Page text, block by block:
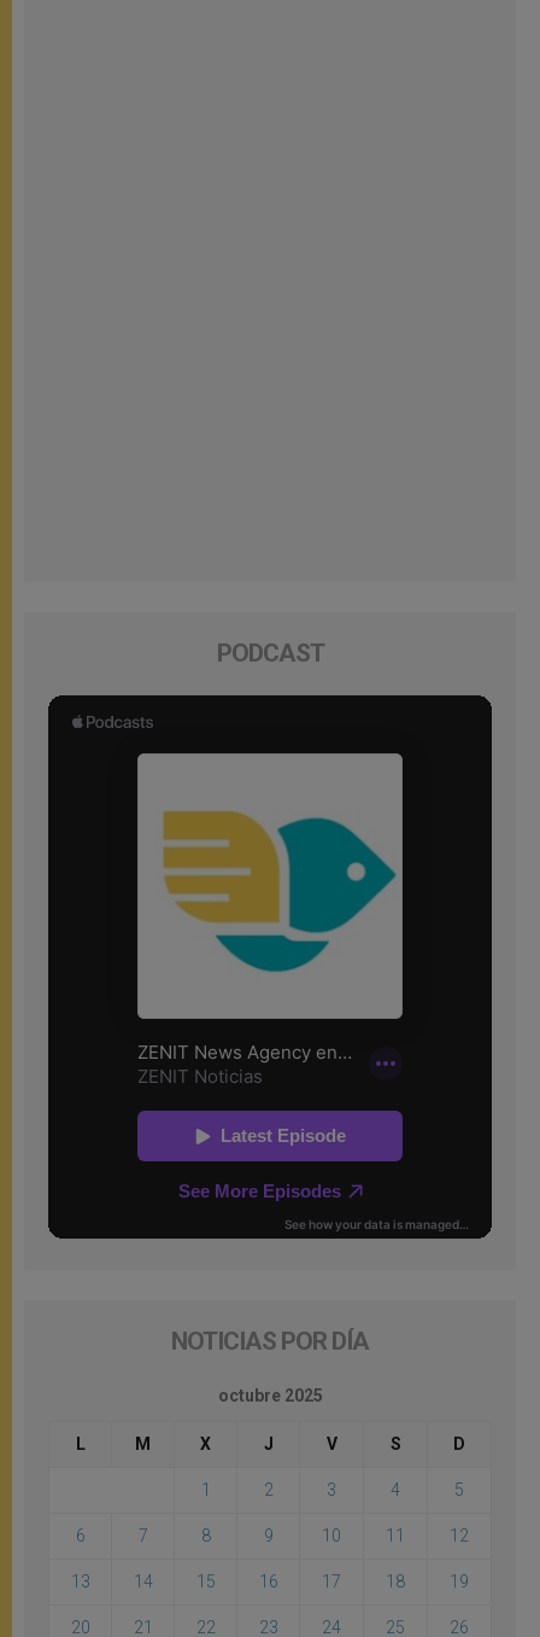
PODCAST
NOTICIAS POR DÍA
octubre 2025
L M X J V S D
1 2 3 4 5
6 7 8 9 10 11 12
13 14 15 16 17 18 19
20 21 22 23 24 25 26